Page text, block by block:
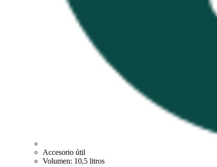
Accesorio útil
Volumen: 10,5 litros